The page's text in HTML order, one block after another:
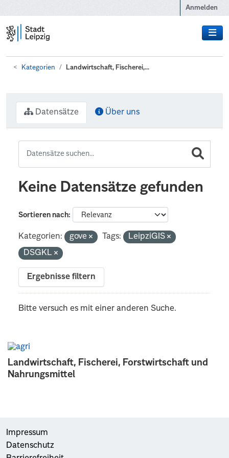
Anmelden
Kategorien Landwirtschaft, Fischerei,...
Landwirtschaft, Fischerei, Forstwirtschaft und
Nahrungsmittel
Datensätze Über uns
Keine Datensätze gefunden
Sortieren nach
Kategorien: gove Tags:
LeipziGIS
DSGKL
Ergebnisse filtern
Bitte versuch es mit einer anderen Suche.
Impressum
Datenschutz